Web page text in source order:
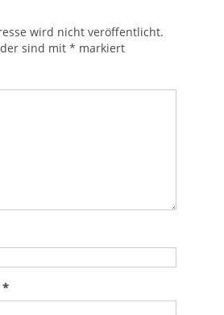
wird nicht veröffentlicht.
sind mit* markiert
*